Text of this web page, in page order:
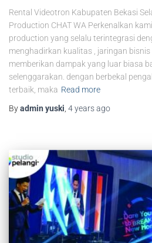
Rental Videotron Kabupaten Bekasi
Production CHAT WA Perkenalkan
production yang selalu terintegrasi
menghadirkan kualitas , jaringan
memberikan dampak yang luar biasa
selenggarakan. dengan berbekal
terbaik, maka Read more
Byadmin yuski 4 yearsago